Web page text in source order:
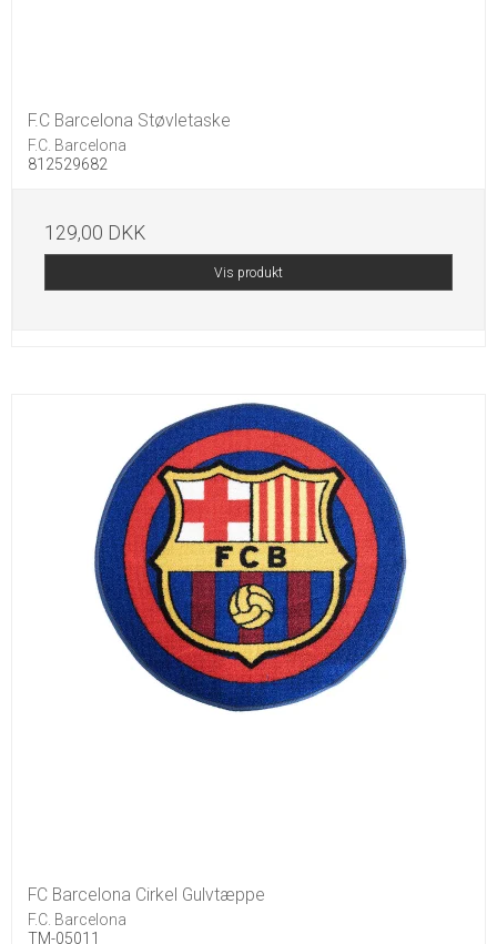
F.C Barcelona Støvletaske
F.C. Barcelona
812529682
129,00 DKK
Vis produkt
FC Barcelona Cirkel Gulvtæppe
F.C. Barcelona
TM-05011